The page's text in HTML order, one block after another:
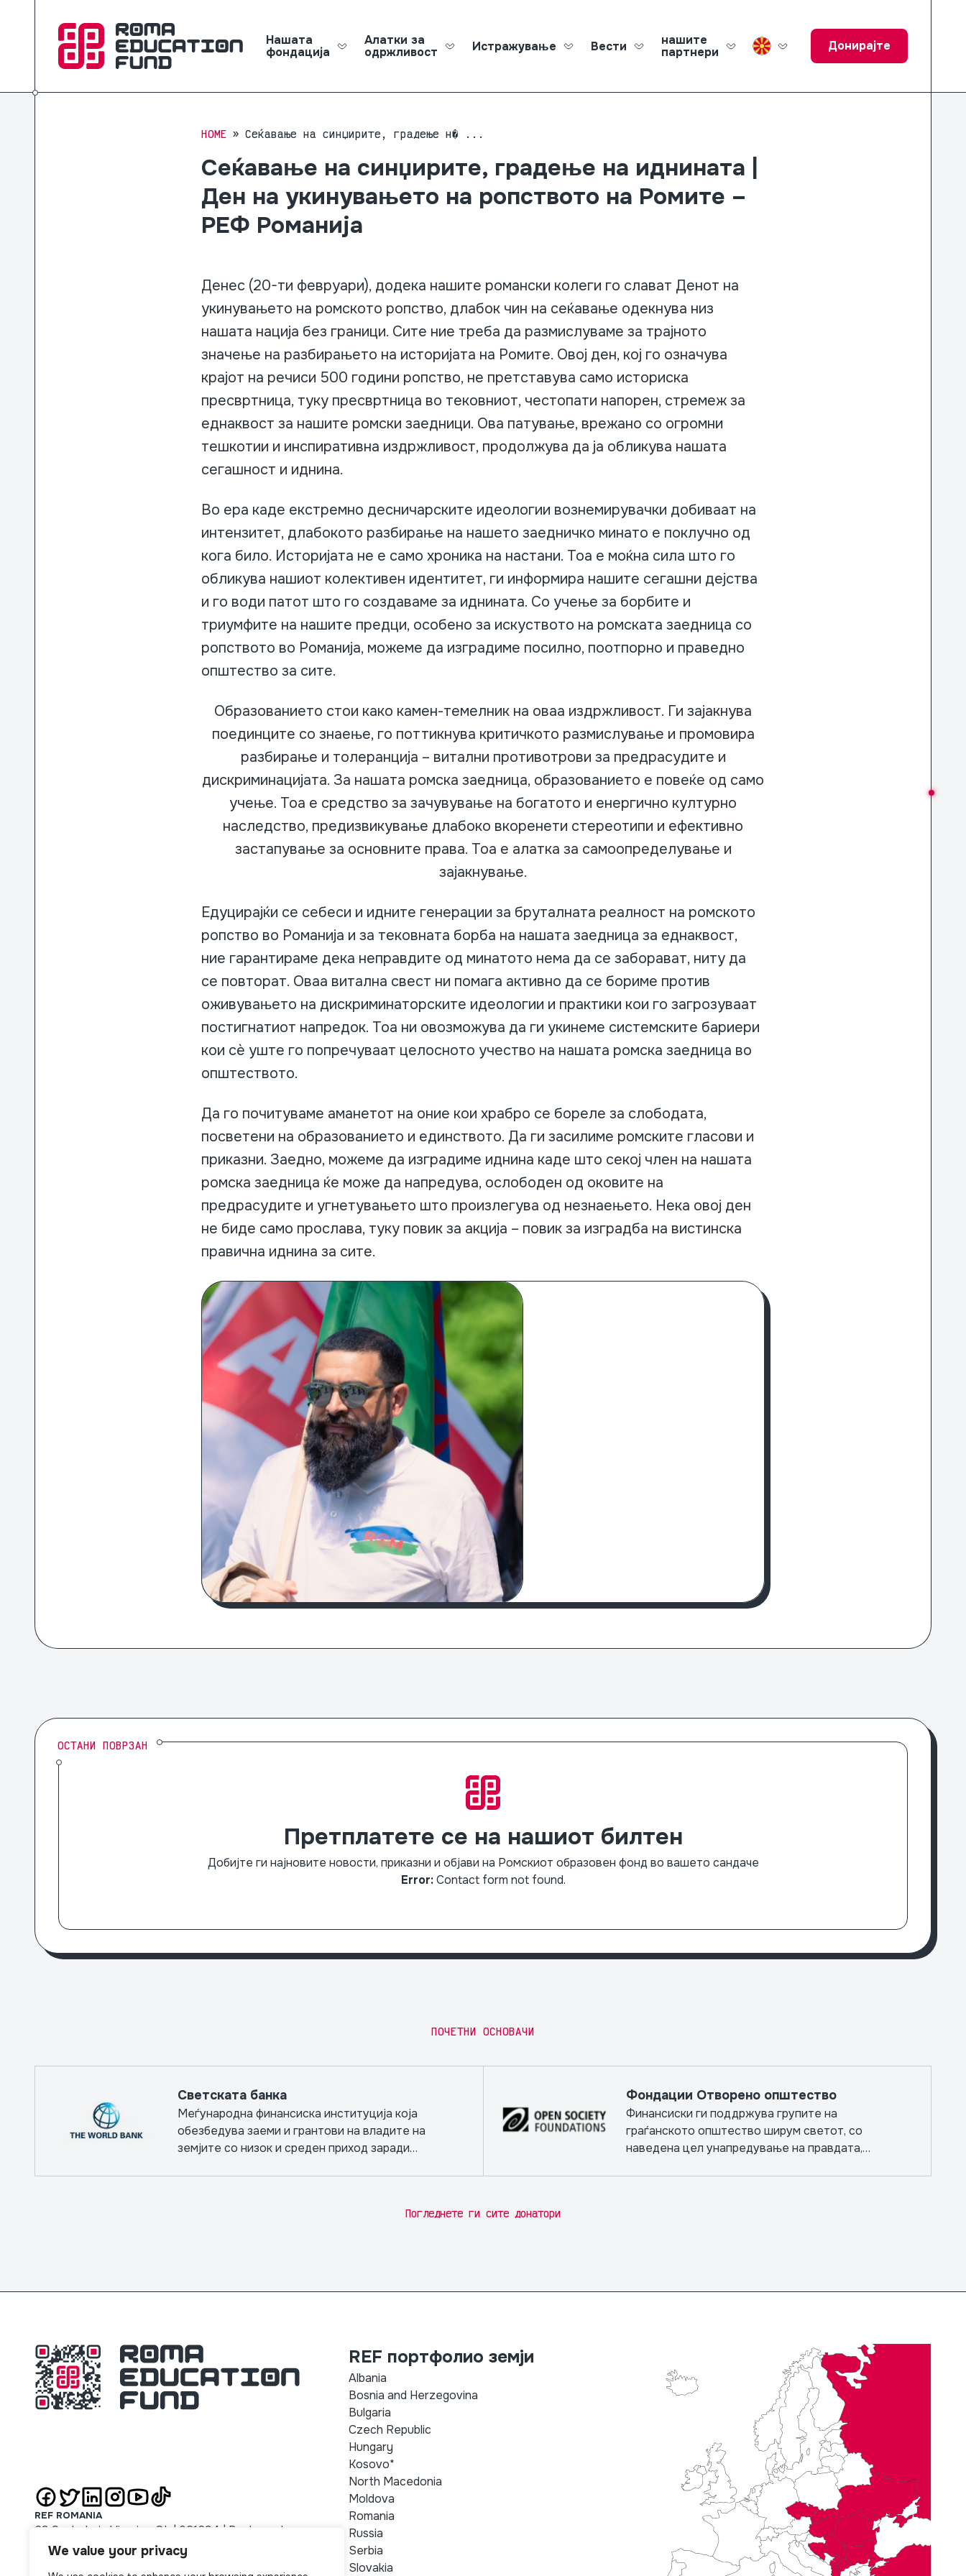
We value your privacy
Roma Education Fund
Нашата
фондација
Алатки за
одржливост
Истражување Вести
нашите
партнери
Донирајте
HOME Сеќавање на синџирите, градење н� ...
Сеќавање на синџирите, градење на иднината |
Ден на укинувањето на ропството на Ромите –
РЕФ Романија
Денес (20-ти февруари), додека нашите романски колеги го слават Денот на
укинувањето на ромското ропство, длабок чин на сеќавање одекнува низ
нашата нација без граници. Сите ние треба да размислуваме за трајното
значење на разбирањето на историјата на Ромите. Овој ден, кој го означува
крајот на речиси 500 години ропство, не претставува само историска
пресвртница, туку пресвртница во тековниот, честопати напорен, стремеж за
еднаквост за нашите ромски заедници. Ова патување, врежано со огромни
тешкотии и инспиративна издржливост, продолжува да ја обликува нашата
сегашност и иднина.
Во ера каде екстремно десничарските идеологии вознемирувачки добиваат на
интензитет, длабокото разбирање на нашето заедничко минато е поклучно од
кога било. Историјата не е само хроника на настани. Тоа е моќна сила што го
обликува нашиот колективен идентитет, ги информира нашите сегашни дејства
и го води патот што го создаваме за иднината. Со учење за борбите и
триумфите на нашите предци, особено за искуството на ромската заедница со
ропството во Романија, можеме да изградиме посилно, поотпорно и праведно
општество за сите.
Образованието стои како камен-темелник на оваа издржливост. Ги зајакнува
поединците со знаење, го поттикнува критичкото размислување и промовира
разбирање и толеранција – витални противотрови за предрасудите и
дискриминацијата. За нашата ромска заедница, образованието е повеќе од само
учење. Тоа е средство за зачувување на богатото и енергично културно
наследство, предизвикување длабоко вкоренети стереотипи и ефективно
застапување за основните права. Тоа е алатка за самоопределување и
зајакнување.
Едуцирајќи се себеси и идните генерации за бруталната реалност на ромското
ропство во Романија и за тековната борба на нашата заедница за еднаквост,
ние гарантираме дека неправдите од минатото нема да се заборават, ниту да
се повторат. Оваа витална свест ни помага активно да се бориме против
оживувањето на дискриминаторските идеологии и практики кои го загрозуваат
постигнатиот напредок. Тоа ни овозможува да ги укинеме системските бариери
кои сè уште го попречуваат целосното учество на нашата ромска заедница во
општеството.
Да го почитуваме аманетот на оние кои храбро се бореле за слободата,
посветени на образованието и единството. Да ги засилиме ромските гласови и
приказни. Заедно, можеме да изградиме иднина каде што секој член на нашата
ромска заедница ќе може да напредува, ослободен од оковите на
предрасудите и угнетувањето што произлегува од незнаењето. Нека овој ден
не биде само прослава, туку повик за акција – повик за изградба на вистинска
правична иднина за сите.
ОСТАНИ ПОВРЗАН
Претплатете се на нашиот билтен
Добијте ги најновите новости, приказни и објави на Ромскиот образовен фонд во вашето сандаче
Error:Contact form not found.
ПОЧЕТНИ ОСНОВАЧИ
Светската банка
Меѓународна финансиска институција која
обезбедува заеми и грантови на владите на
земјите со низок и среден приход заради
Фондации Отворено општество
Финансиски ги поддржува групите на
граѓанското општество ширум светот, со
наведена цел унапредување на правдата,
Погледнете ги сите донатори
REF ROMANIA
63 Sachelarie Visarion St. | 021694 | Bucharest
REF SERBIA
51 Majke Jevrosime St. | 11000 | Beograd
REF портфолио земји
Albania
Bosnia and Herzegovina
Bulgaria
Czech Republic
Hungary
Kosovo*
North Macedonia
Moldova
Romania
Russia
Serbia
Slovakia